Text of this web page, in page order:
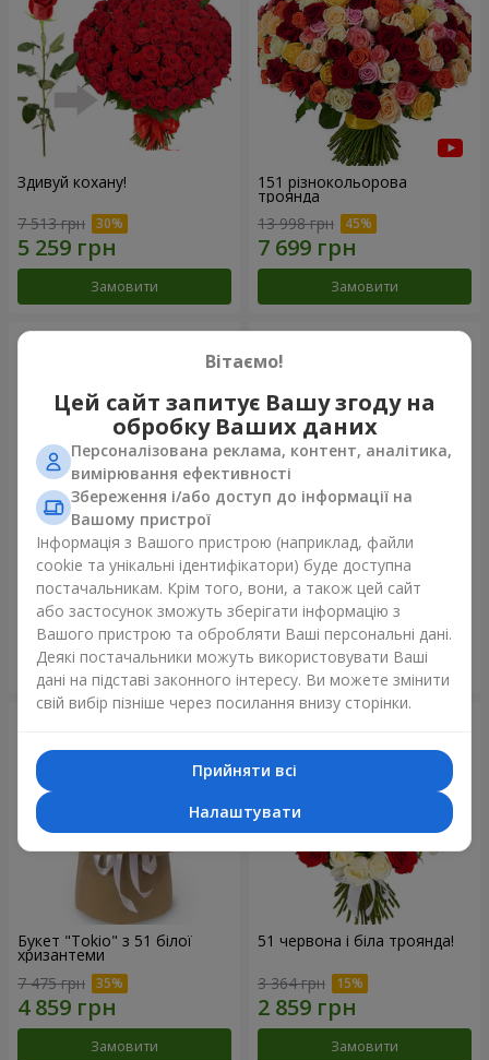
Здивуй кохану!
7 513 грн
Замовити
151 різнокольорова
троянда
13 998 грн
Замовити
Букет "Ти - мій Всесвіт"
11 713 грн
Замовити
51 біла троянда
4 614 грн
Замовити
Букет "Tokio" з 51 білої
хризантеми
7 475 грн
Замовити
51 червона і біла троянда!
3 364 грн
Замовити
Вітаємо!
Цей сайт запитує Вашу згоду на
обробку Ваших даних
Персоналізована реклама, контент, аналітика,
вимірювання ефективності
Збереження і/або доступ до інформації на
Вашому пристрої
Інформація з Вашого пристрою (наприклад, файли
cookie та унікальні ідентифікатори) буде доступна
постачальникам. Крім того, вони, а також цей сайт
або застосунок зможуть зберігати інформацію з
Вашого пристрою та обробляти Ваші персональні дані.
Деякі постачальники можуть використовувати Ваші
дані на підставі законного інтересу. Ви можете змінити
свій вибір пізніше через посилання внизу сторінки.
Прийняти всі
Налаштувати